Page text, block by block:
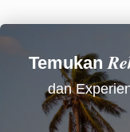
Temukan
dan